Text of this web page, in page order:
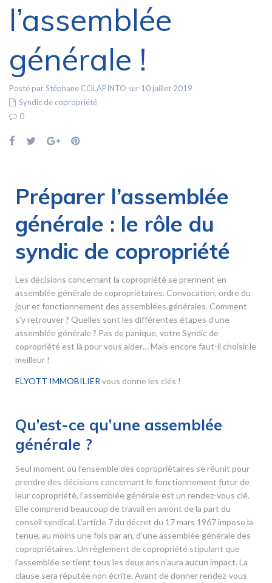
l’assemblée
générale !
Posté par Stéphane COLAPINTO sur 10 juillet 2019
Syndic de copropriété
0
Préparer l’assemblée
générale : le rôle du
syndic de copropriété
Les décisions concernant la copropriété se prennent en
assemblée générale de copropriétaires. Convocation, ordre du
jour et fonctionnement des assemblées générales. Comment
s’y retrouver ? Quelles sont les différentes étapes d’une
assemblée générale ? Pas de panique, votre Syndic de
copropriété est là pour vous aider… Mais encore faut-il choisir le
meilleur !
ELYOTT IMMOBILIER vous donne les clés !
Qu’est-ce qu’une assemblée
générale ?
Seul moment où l’ensemble des copropriétaires se réunit pour
prendre des décisions concernant le fonctionnement futur de
leur copropriété, l’assemblée générale est un rendez-vous clé.
Elle comprend beaucoup de travail en amont de la part du
conseil syndical. L’article 7 du décret du 17 mars 1967 impose la
tenue, au moins une fois par an, d’une assemblée générale des
copropriétaires. Un règlement de copropriété stipulant que
l’assemblée se tient tous les deux ans n’aura aucun impact. La
clause sera réputée non écrite. Avant de donner rendez-vous